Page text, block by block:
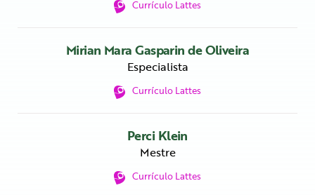
Currículo Lattes
Mirian Mara Gasparin de Oliveira
Especialista
Currículo Lattes
Perci Klein
Mestre
Currículo Lattes